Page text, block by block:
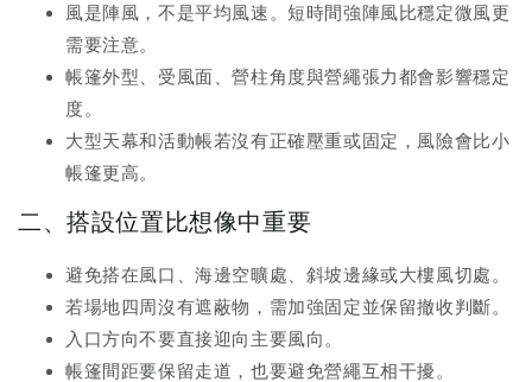
風是陣風，不是平均風速。短時間強陣風比穩定微風更
需要注意。
帳篷外型、受風面、營柱角度與營繩張力都會影響穩定
度。
大型天幕和活動帳若沒有正確壓重或固定，風險會比小
帳篷更高。
二、搭設位置比想像中重要
避免搭在風口、海邊空曠處、斜坡邊緣或大樓風切處。
若場地四周沒有遮蔽物，需加強固定並保留撤收判斷。
入口方向不要直接迎向主要風向。
帳篷間距要保留走道，也要避免營繩互相干擾。